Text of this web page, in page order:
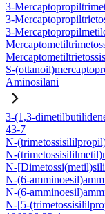
3-
3-
3-
S-
Aminosilani
3-(1,3-
43-7
N-
N-
N-
N-(6-
N-(6-
N-[5-